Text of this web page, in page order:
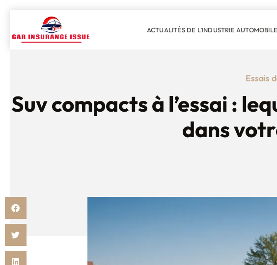
ACTUALITÉS DE L’INDUSTRIE AUTOMOBILE
Essais
Suv compacts à l’essai :
dans